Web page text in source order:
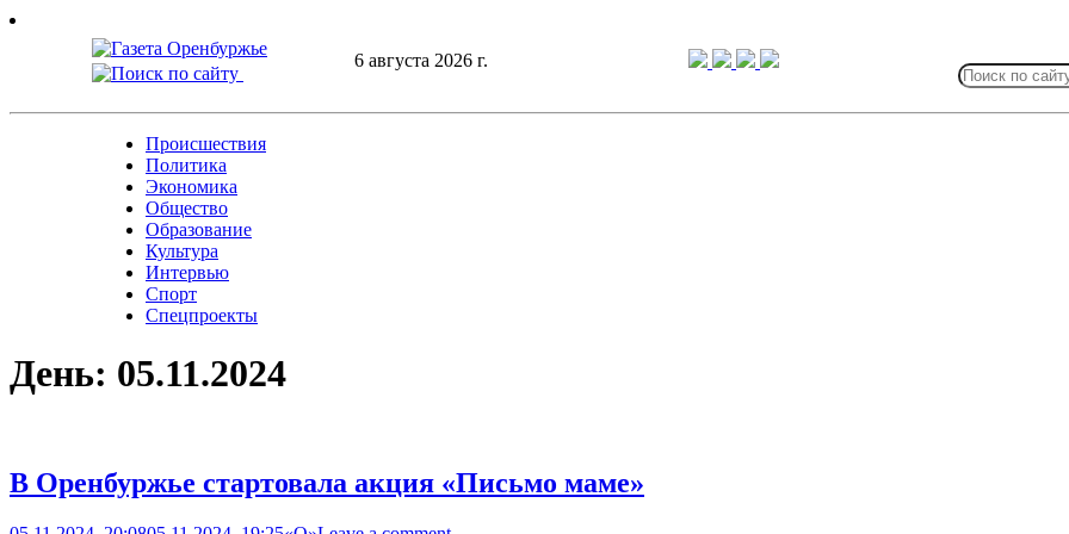
Skip
6 августа 2026 г.
for:
Происшествия
Политика
Экономика
Общество
Образование
Культура
Интервью
Спорт
Спецпроекты
День: 05.11.2024
В Оренбуржье стартовала акция «Письмо маме»